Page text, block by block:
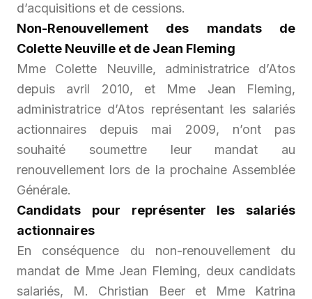
d’acquisitions et de cessions.
Non-Renouvellement des mandats de
Colette Neuville et de Jean Fleming
Mme Colette Neuville, administratrice d’Atos
depuis avril 2010, et Mme Jean Fleming,
administratrice d’Atos représentant les salariés
actionnaires depuis mai 2009, n’ont pas
souhaité soumettre leur mandat au
renouvellement lors de la prochaine Assemblée
Générale.
Candidats pour représenter les salariés
actionnaires
En conséquence du non-renouvellement du
mandat de Mme Jean Fleming, deux candidats
salariés, M. Christian Beer et Mme Katrina